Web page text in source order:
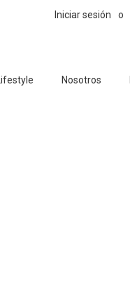
Iniciar sesión o
Lifestyle Nosotros